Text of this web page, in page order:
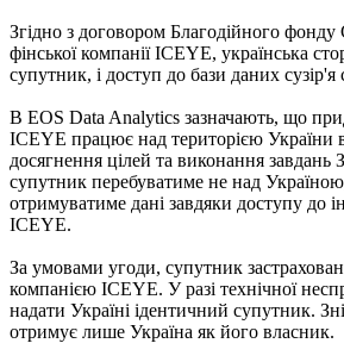
Згідно з договором Благодійного фонду
фінської компанії ICEYE, українська
супутник, і доступ до бази даних сузір'я
В EOS Data Analytics зазначають, що
ICEYE працює над територією України
досягнення цілей та виконання
супутник перебуватиме не над
отримуватиме дані завдяки доступу до
ICEYE.
За умовами угоди, супутник
компанією ICEYE. У разі технічної
надати Україні ідентичний супутник.
отримує лише Україна як його власник.